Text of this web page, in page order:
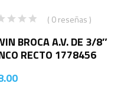
( 0 reseñas )
BROCA A.V. DE 3/8″
RECTO 1778456